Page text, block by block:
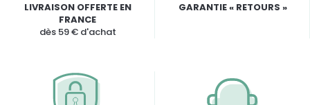
LIVRAISON OFFERTE EN
FRANCE
dès 59 € d'achat
GARANTIE « RETOURS »